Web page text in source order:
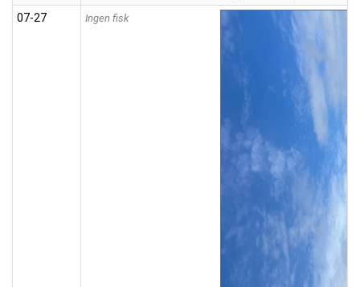
07‑27 Ingen fisk